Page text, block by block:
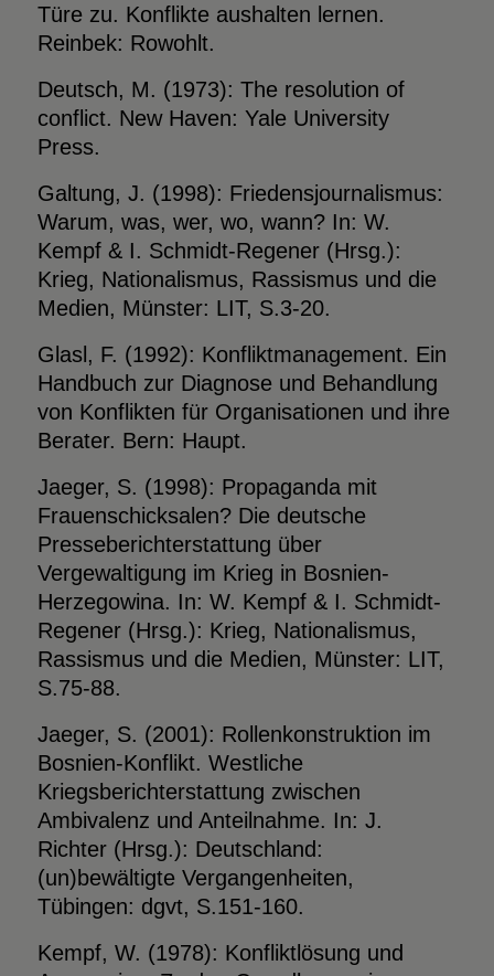
Türe zu. Konflikte aushalten lernen.
Reinbek: Rowohlt.
Deutsch, M. (1973): The resolution of
conflict. New Haven: Yale University
Press.
Galtung, J. (1998): Friedensjournalismus:
Warum, was, wer, wo, wann? In: W.
Kempf & I. Schmidt-Regener (Hrsg.):
Krieg, Nationalismus, Rassismus und die
Medien, Münster: LIT, S.3-20.
Glasl, F. (1992): Konfliktmanagement. Ein
Handbuch zur Diagnose und Behandlung
von Konflikten für Organisationen und ihre
Berater. Bern: Haupt.
Jaeger, S. (1998): Propaganda mit
Frauenschicksalen? Die deutsche
Presseberichterstattung über
Vergewaltigung im Krieg in Bosnien-
Herzegowina. In: W. Kempf & I. Schmidt-
Regener (Hrsg.): Krieg, Nationalismus,
Rassismus und die Medien, Münster: LIT,
S.75-88.
Jaeger, S. (2001): Rollenkonstruktion im
Bosnien-Konflikt. Westliche
Kriegsberichterstattung zwischen
Ambivalenz und Anteilnahme. In: J.
Richter (Hrsg.): Deutschland:
(un)bewältigte Vergangenheiten,
Tübingen: dgvt, S.151-160.
Kempf, W. (1978): Konfliktlösung und